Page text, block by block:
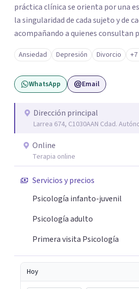
práctica clínica se orienta por una
la singularidad de cada sujeto y de
acompañando a quienes consultan
angustia, dificultades en los
duelos, crisis vitales, padecimientos
modos de malestar. La práctica analítica propone un
espacio de palabra donde cada
construcción de una respuesta
malestar.
Ansiedad Depresión Divorcio
WhatsApp Email
Dirección principal
Larrea 674, C1030AAN Cdad.
Online
Terapia online
Servicios y precios
Psicología infanto-juvenil
Psicología adulto
Primera visita Psicología
Hoy